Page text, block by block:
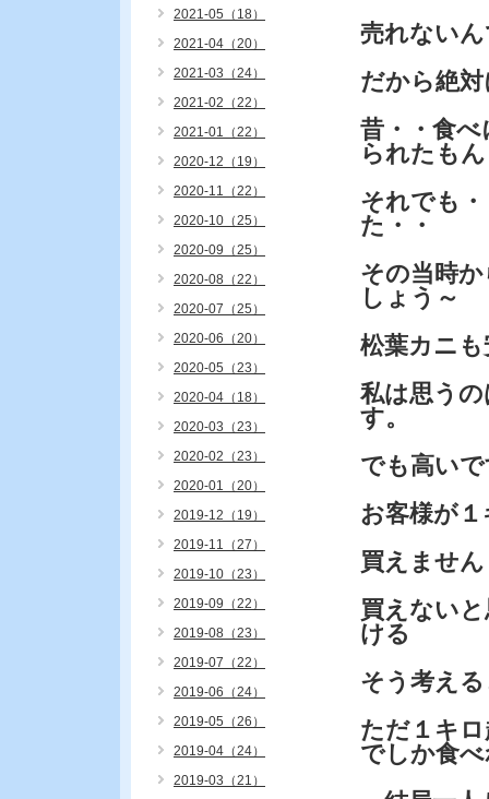
売れない
だから絶
昔・・食
られたもん
それでも
た・・
その当時
しょう～
松葉カニ
私は思う
す。
でも高い
お客様が
買えませ
買えない
ける
そう考え
ただ１キ
でしか食
2021-05（18）
2021-04（20）
2021-03（24）
2021-02（22）
2021-01（22）
2020-12（19）
2020-11（22）
2020-10（25）
2020-09（25）
2020-08（22）
2020-07（25）
2020-06（20）
2020-05（23）
2020-04（18）
2020-03（23）
2020-02（23）
2020-01（20）
2019-12（19）
2019-11（27）
2019-10（23）
2019-09（22）
2019-08（23）
2019-07（22）
2019-06（24）
2019-05（26）
2019-04（24）
2019-03（21）